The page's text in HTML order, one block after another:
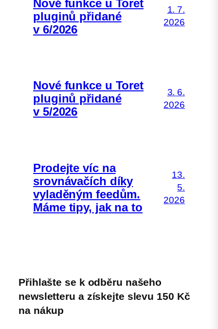
Nové funkce u Toret
pluginů přidané
v 6/2026
1. 7.
2026
Nové funkce u Toret
pluginů přidané
v 5/2026
3. 6.
2026
Prodejte víc na
srovnávačích díky
vyladěným feedům.
Máme tipy, jak na to
13.
5.
2026
Přihlašte se k odběru našeho
newsletteru a získejte slevu 150 Kč
na nákup